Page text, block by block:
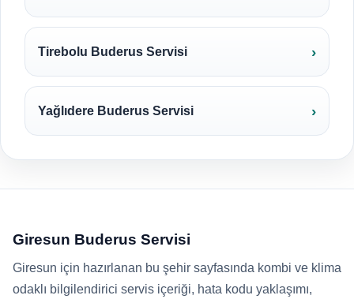
Tirebolu Buderus Servisi
Yağlıdere Buderus Servisi
Giresun Buderus Servisi
Giresun için hazırlanan bu şehir sayfasında kombi ve klima
odaklı bilgilendirici servis içeriği, hata kodu yaklaşımı,